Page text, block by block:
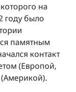
на
году было
памятным
контакт
(Европой,